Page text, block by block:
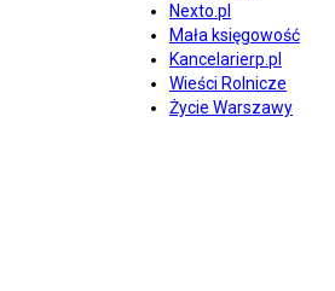
Nexto.pl
Mała księgowość
Kancelarierp.pl
Wieści Rolnicze
Życie Warszawy